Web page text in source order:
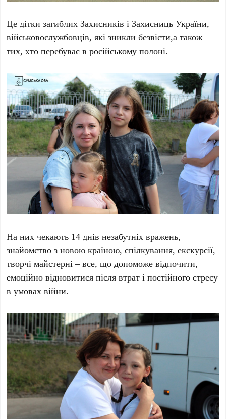
Це дітки загиблих Захисників і Захисниць України,
військовослужбовців, які зникли безвісти,а також
тих, хто перебуває в російському полоні.
На них чекають 14 днів незабутніх вражень,
знайомство з новою країною, спілкування, екскурсії,
творчі майстерні – все, що допоможе відпочити,
емоційно відновитися після втрат і постійного стресу
в умовах війни.